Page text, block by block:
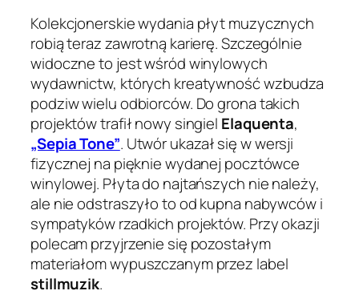
Kolekcjonerskie wydania płyt muzycznych
robią teraz zawrotną karierę. Szczególnie
widoczne to jest wśród winylowych
wydawnictw, których kreatywność wzbudza
podziw wielu odbiorców. Do grona takich
projektów trafił nowy singiel Elaquenta,
„Sepia Tone”. Utwór ukazał się w wersji
fizycznej na pięknie wydanej pocztówce
winylowej. Płyta do najtańszych nie należy,
ale nie odstraszyło to od kupna nabywców i
sympatyków rzadkich projektów. Przy okazji
polecam przyjrzenie się pozostałym
materiałom wypuszczanym przez label
stillmuzik.